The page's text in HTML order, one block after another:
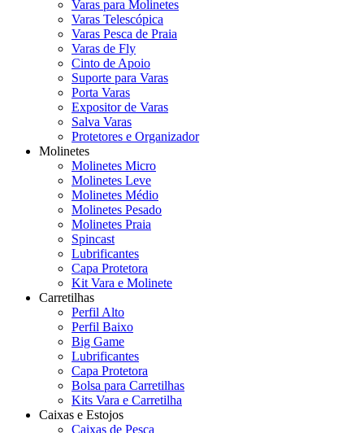
Varas para Molinetes
Varas Telescópica
Varas Pesca de Praia
Varas de Fly
Cinto de Apoio
Suporte para Varas
Porta Varas
Expositor de Varas
Salva Varas
Protetores e Organizador
Molinetes
Molinetes Micro
Molinetes Leve
Molinetes Médio
Molinetes Pesado
Molinetes Praia
Spincast
Lubrificantes
Capa Protetora
Kit Vara e Molinete
Carretilhas
Perfil Alto
Perfil Baixo
Big Game
Lubrificantes
Capa Protetora
Bolsa para Carretilhas
Kits Vara e Carretilha
Caixas e Estojos
Caixas de Pesca